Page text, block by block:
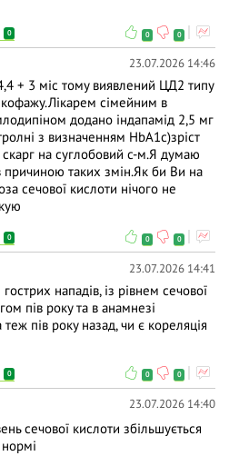
0 0 0
23.07.2026 14:46
+ 3 міс тому виявлений ЦД2 типу
сімейним в
додано індапамід 2,5 мг
з визначенням HbA1c)зріст
на суглобовий с-м.Я думаю
причиною таких змін.Як би Ви на
сечової кислоти нічого не
0 0 0
23.07.2026 14:41
нападів, із рівнем сечової
пів року та в анамнезі
пів року назад, чи є кореляція
0 0 0
23.07.2026 14:40
сечової кислоти збільшується